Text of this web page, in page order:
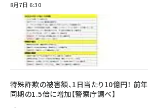
8月7日 6:30
特殊詐欺の被害額、1日当たり10億円！ 前年
同期の1.5倍に増加【警察庁調べ】